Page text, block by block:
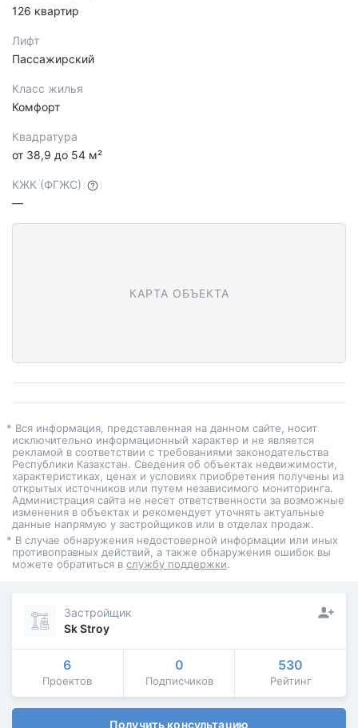
126 квартир
Лифт
Пассажирский
Класс жилья
Комфорт
Квадратура
от 38,9 до 54 м²
КЖК (ФГЖС)
—
КАРТА ОБЪЕКТА
* Вся информация, представленная на данном сайте, носит
исключительно информационный характер и не является
рекламой в соответствии с требованиями законодательства
Республики Казахстан. Сведения об объектах недвижимости,
характеристиках, ценах и условиях приобретения получены из
открытых источников или путем независимого мониторинга.
Администрация сайта не несет ответственности за возможные
изменения в объектах и рекомендует уточнять актуальные
данные напрямую у застройщиков или в отделах продаж.
* В случае обнаружения недостоверной информации или иных
противоправных действий, а также обнаружения ошибок вы
можете обратиться в службу поддержки.
Застройщик
Sk Stroy
6
Проектов
0
Подписчиков
530
Рейтинг
Получить консультацию